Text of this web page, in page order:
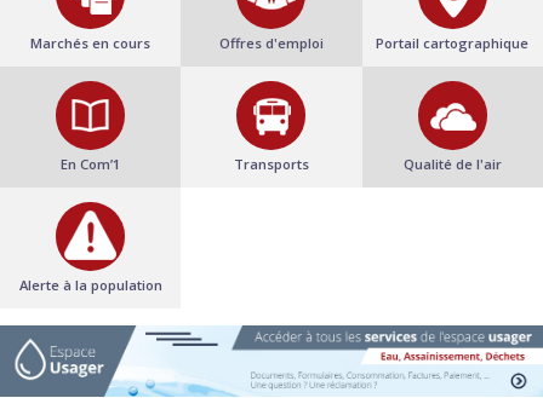
Marchés en cours Offres d'emploi Portail cartographique
En Com’1 Transports Qualité de l'air
Alerte à la population